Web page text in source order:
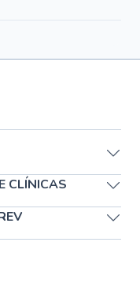
CLÍNICAS